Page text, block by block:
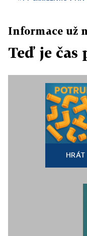
Informace už
Teď je
HRÁT